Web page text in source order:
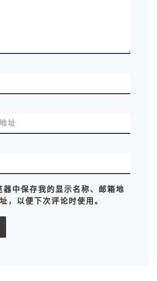
址
器中保存我的显示名称、邮箱地
，以便下次评论时使用。